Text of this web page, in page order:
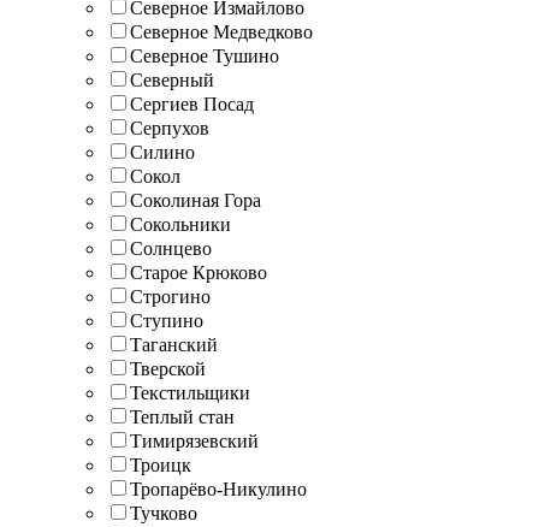
Северное Измайлово
Северное Медведково
Северное Тушино
Северный
Сергиев Посад
Серпухов
Силино
Сокол
Соколиная Гора
Сокольники
Солнцево
Старое Крюково
Строгино
Ступино
Таганский
Тверской
Текстильщики
Теплый стан
Тимирязевский
Троицк
Тропарёво-Никулино
Тучково